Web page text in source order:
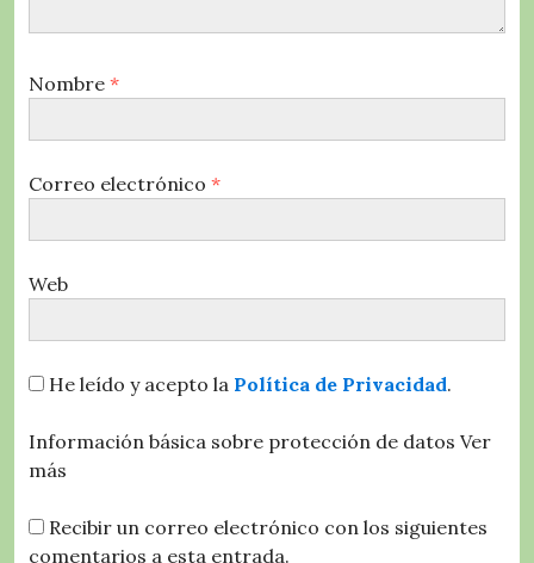
Nombre *
Correo electrónico *
Web
He leído y acepto la Política de Privacidad.
Información básica sobre protección de datos Ver
más
Recibir un correo electrónico con los siguientes
comentarios a esta entrada.